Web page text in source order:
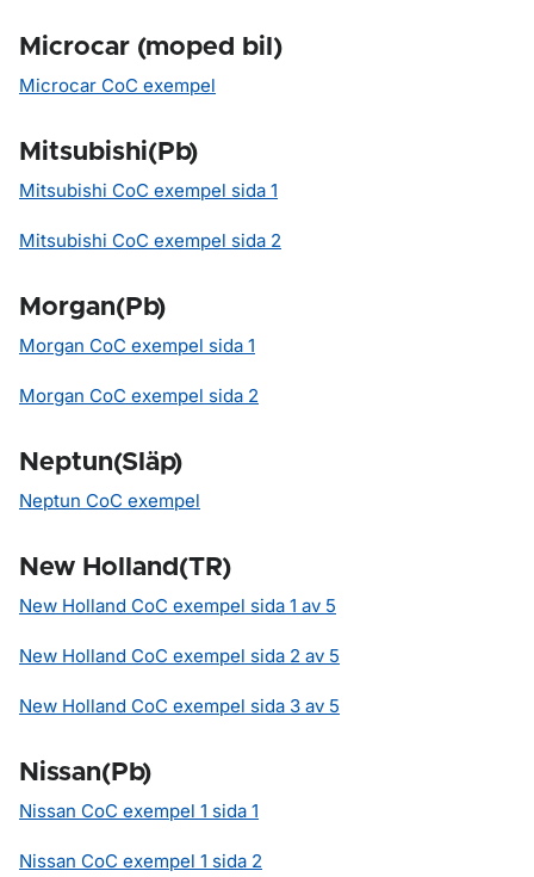
Microcar (moped bil)
Microcar CoC exempel
Mitsubishi(Pb)
Mitsubishi CoC exempel sida 1
Mitsubishi CoC exempel sida 2
Morgan(Pb)
Morgan CoC exempel sida 1
Morgan CoC exempel sida 2
Neptun(Släp)
Neptun CoC exempel
New Holland(TR)
New Holland CoC exempel sida 1 av 5
New Holland CoC exempel sida 2 av 5
New Holland CoC exempel sida 3 av 5
Nissan(Pb)
Nissan CoC exempel 1 sida 1
Nissan CoC exempel 1 sida 2